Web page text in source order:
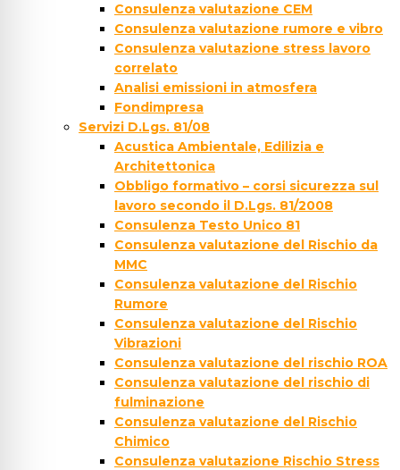
Consulenza valutazione CEM
Consulenza valutazione rumore e vibro
Consulenza valutazione stress lavoro
correlato
Analisi emissioni in atmosfera
Fondimpresa
Servizi D.Lgs. 81/08
Acustica Ambientale, Edilizia e
Architettonica
Obbligo formativo – corsi sicurezza sul
lavoro secondo il D.Lgs. 81/2008
Consulenza Testo Unico 81
Consulenza valutazione del Rischio da
MMC
Consulenza valutazione del Rischio
Rumore
Consulenza valutazione del Rischio
Vibrazioni
Consulenza valutazione del rischio ROA
Consulenza valutazione del rischio di
fulminazione
Consulenza valutazione del Rischio
Chimico
Consulenza valutazione Rischio Stress